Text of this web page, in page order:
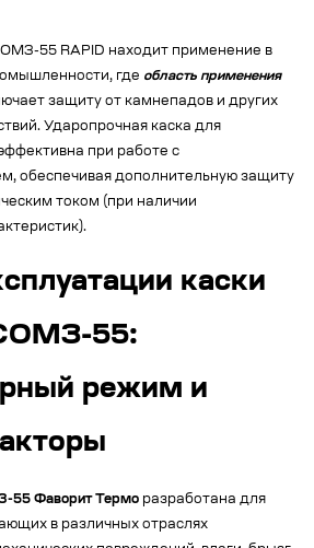
55 RAPID находит применение в
где область применения
защиту от камнепадов и других
Ударопрочная каска для
при работе с
обеспечивая дополнительную защиту
током (при наличии
каски
55:
режим и
Фаворит Термо разработана для
в различных отраслях